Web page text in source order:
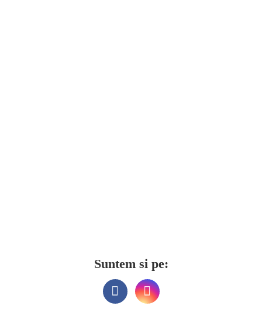
Suntem si pe: